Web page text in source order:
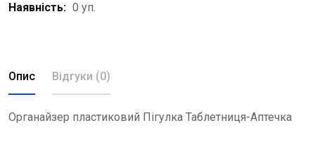
Наявність: 0 уп.
Опис Відгуки (0)
Органайзер пластиковий Пігулка Таблетниця-Аптечка